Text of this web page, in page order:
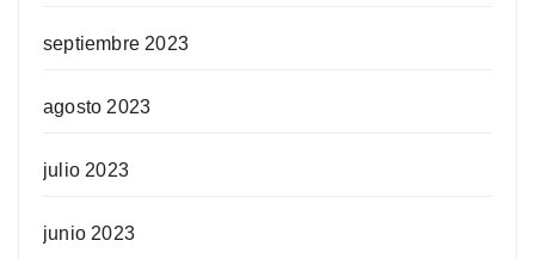
septiembre 2023
agosto 2023
julio 2023
junio 2023